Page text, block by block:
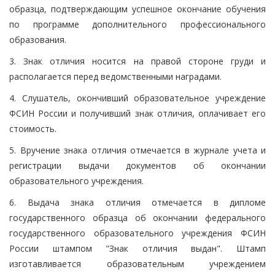
образца, подтверждающим успешное окончание обучения
по программе дополнительного профессионального
образования.
3. Знак отличия носится на правой стороне груди и
располагается перед ведомственными наградами.
4. Слушатель, окончивший образовательное учреждение
ФСИН России и получивший знак отличия, оплачивает его
стоимость.
5. Вручение знака отличия отмечается в журнале учета и
регистрации выдачи документов об окончании
образовательного учреждения.
6. Выдача знака отличия отмечается в дипломе
государственного образца об окончании федерального
государственного образовательного учреждения ФСИН
России штампом "Знак отличия выдан". Штамп
изготавливается образовательным учреждением